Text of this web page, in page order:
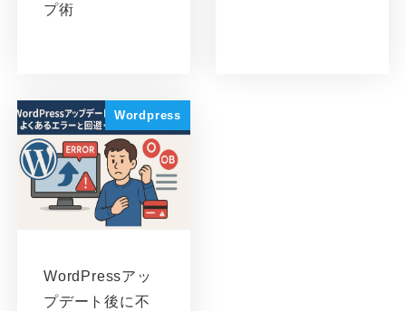
プ術
Wordpress
WordPressアッ
プデート後に不